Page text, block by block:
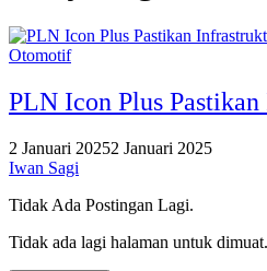
Otomotif
PLN Icon Plus
2 Januari 20252 Januari 2025
Iwan Sagi
Tidak Ada Postingan Lagi.
Tidak ada lagi halaman untuk dimuat.